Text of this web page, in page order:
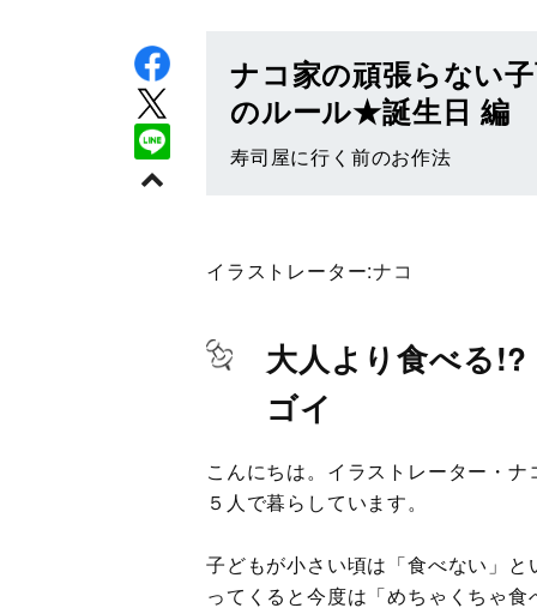
ナコ家の頑張らない
のルール★誕生日 編
寿司屋に行く前のお作法
イラストレーター:ナコ
大人より食べる
ゴイ
こんにちは。イラストレーター・
５人で暮らしています。
子どもが小さい頃は「食べない」
ってくると今度は「めちゃくちゃ